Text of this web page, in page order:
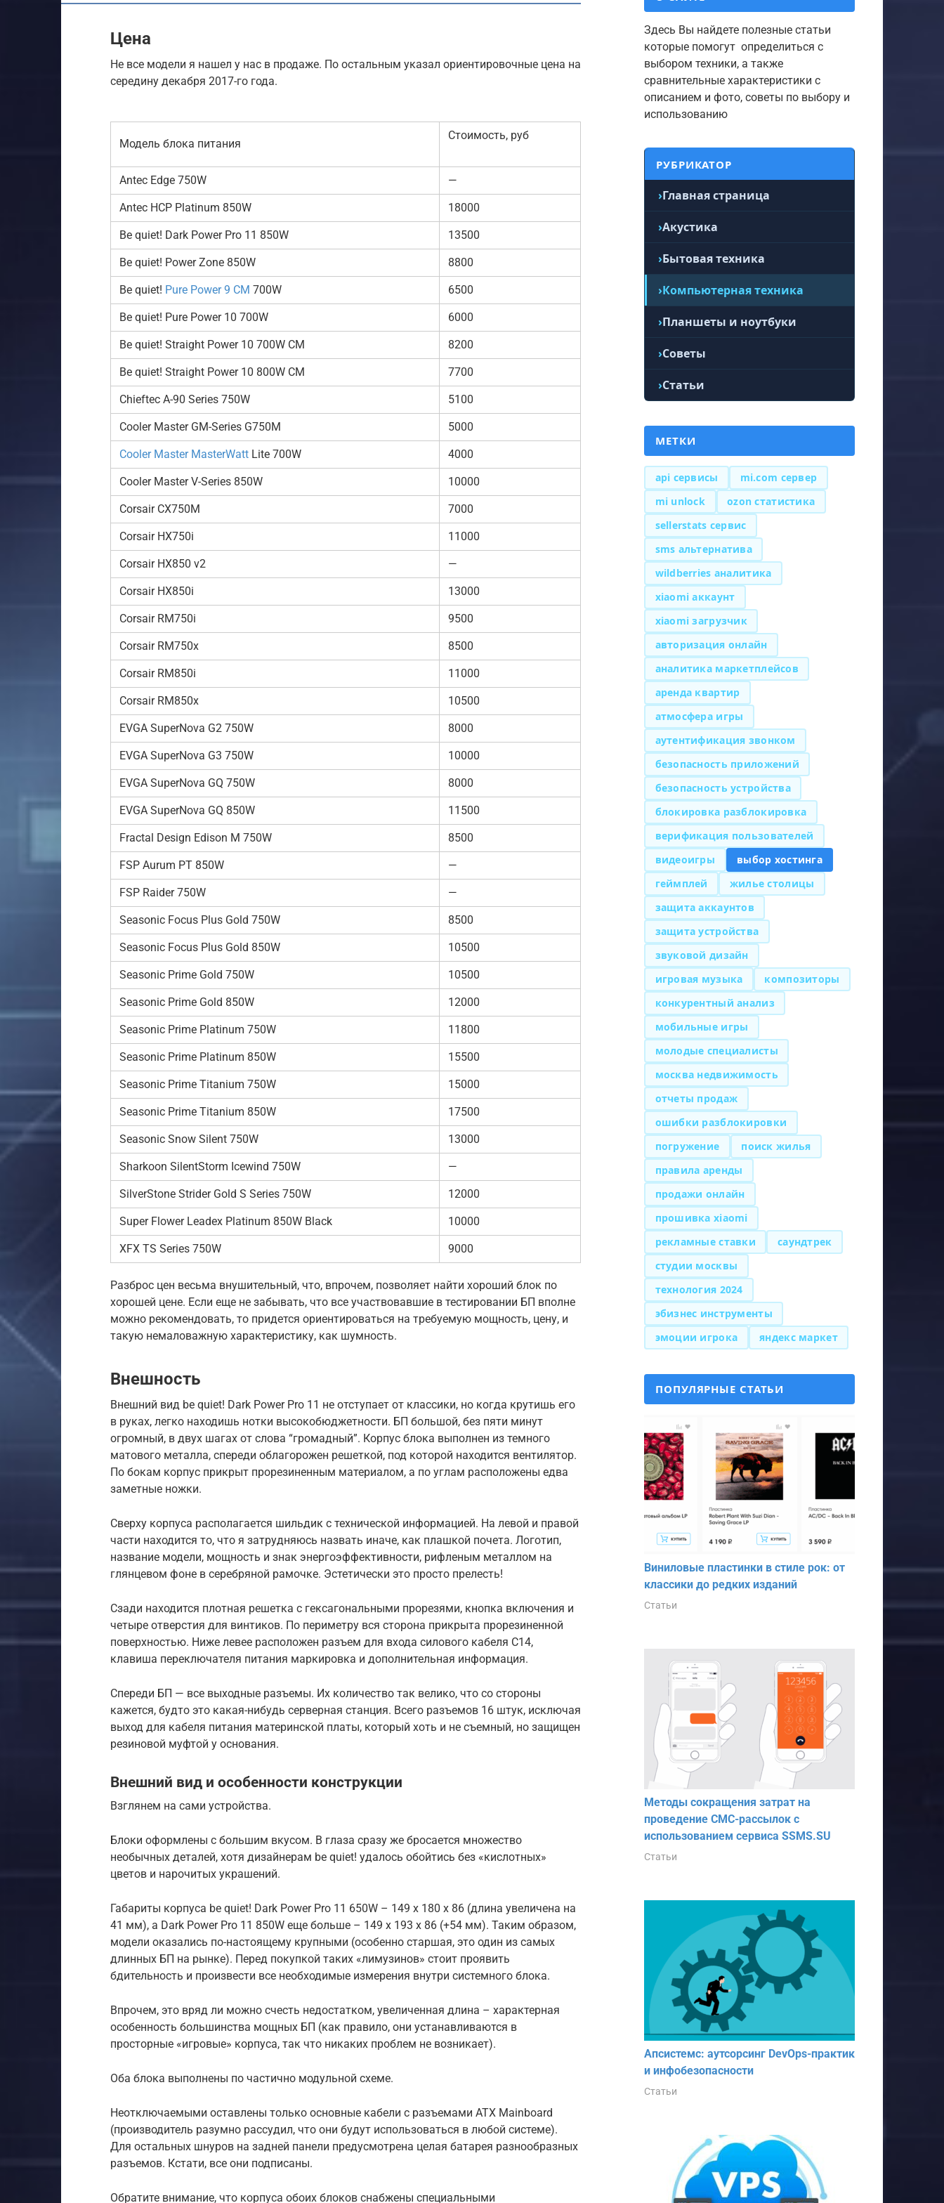
Цена
Не все модели я нашел у нас в продаже. По остальным указал ориентировочные цена на
середину декабря 2017-го года.
Модель блока питания
Стоимость, руб
Antec Edge 750W —
Antec HCP Platinum 850W 18000
Be quiet! Dark Power Pro 11 850W 13500
Be quiet! Power Zone 850W 8800
Be quiet! Pure Power 9 CM 700W 6500
Be quiet! Pure Power 10 700W 6000
Be quiet! Straight Power 10 700W CM 8200
Be quiet! Straight Power 10 800W CM 7700
Chieftec A-90 Series 750W 5100
Cooler Master GM-Series G750M 5000
Cooler Master MasterWatt Lite 700W 4000
Cooler Master V-Series 850W 10000
Corsair CX750M 7000
Corsair HX750i 11000
Corsair HX850 v2 —
Corsair HX850i 13000
Corsair RM750i 9500
Corsair RM750x 8500
Corsair RM850i 11000
Corsair RM850x 10500
EVGA SuperNova G2 750W 8000
EVGA SuperNova G3 750W 10000
EVGA SuperNova GQ 750W 8000
EVGA SuperNova GQ 850W 11500
Fractal Design Edison M 750W 8500
FSP Aurum PT 850W —
FSP Raider 750W —
Seasonic Focus Plus Gold 750W 8500
Seasonic Focus Plus Gold 850W 10500
Seasonic Prime Gold 750W 10500
Seasonic Prime Gold 850W 12000
Seasonic Prime Platinum 750W 11800
Seasonic Prime Platinum 850W 15500
Seasonic Prime Titanium 750W 15000
Seasonic Prime Titanium 850W 17500
Seasonic Snow Silent 750W 13000
Sharkoon SilentStorm Icewind 750W —
SilverStone Strider Gold S Series 750W 12000
Super Flower Leadex Platinum 850W Black 10000
XFX TS Series 750W 9000
Разброс цен весьма внушительный, что, впрочем, позволяет найти хороший блок по
хорошей цене. Если еще не забывать, что все участвовавшие в тестировании БП вполне
можно рекомендовать, то придется ориентироваться на требуемую мощность, цену, и
такую немаловажную характеристику, как шумность.
Внешность
Внешний вид be quiet! Dark Power Pro 11 не отступает от классики, но когда крутишь его
в руках, легко находишь нотки высокобюджетности. БП большой, без пяти минут
огромный, в двух шагах от слова “громадный”. Корпус блока выполнен из темного
матового металла, спереди облагорожен решеткой, под которой находится вентилятор.
По бокам корпус прикрыт прорезиненным материалом, а по углам расположены едва
заметные ножки.
Сверху корпуса располагается шильдик с технической информацией. На левой и правой
части находится то, что я затрудняюсь назвать иначе, как плашкой почета. Логотип,
название модели, мощность и знак энергоэффективности, рифленым металлом на
глянцевом фоне в серебряной рамочке. Эстетически это просто прелесть!
Сзади находится плотная решетка с гексагональными прорезями, кнопка включения и
четыре отверстия для винтиков. По периметру вся сторона прикрыта прорезиненной
поверхностью. Ниже левее расположен разъем для входа силового кабеля C14,
клавиша переключателя питания маркировка и дополнительная информация.
Спереди БП — все выходные разъемы. Их количество так велико, что со стороны
кажется, будто это какая-нибудь серверная станция. Всего разъемов 16 штук, исключая
выход для кабеля питания материнской платы, который хоть и не съемный, но защищен
резиновой муфтой у основания.
Внешний вид и особенности конструкции
Взглянем на сами устройства.
Блоки оформлены с большим вкусом. В глаза сразу же бросается множество
необычных деталей, хотя дизайнерам be quiet! удалось обойтись без «кислотных»
цветов и нарочитых украшений.
Габариты корпуса be quiet! Dark Power Pro 11 650W – 149 х 180 х 86 (длина увеличена на
41 мм), а Dark Power Pro 11 850W еще больше – 149 х 193 х 86 (+54 мм). Таким образом,
модели оказались по-настоящему крупными (особенно старшая, это один из самых
длинных БП на рынке). Перед покупкой таких «лимузинов» стоит проявить
бдительность и произвести все необходимые измерения внутри системного блока.
Впрочем, это вряд ли можно счесть недостатком, увеличенная длина – характерная
особенность большинства мощных БП (как правило, они устанавливаются в
просторные «игровые» корпуса, так что никаких проблем не возникает).
Оба блока выполнены по частично модульной схеме.
Неотключаемыми оставлены только основные кабели с разъемами ATX Mainboard
(производитель разумно рассудил, что они будут использоваться в любой системе).
Для остальных шнуров на задней панели предусмотрена целая батарея разнообразных
разъемов. Кстати, все они подписаны.
Обратите внимание, что корпуса обоих блоков снабжены специальными
Здесь Вы найдете полезные статьи
которые помогут определиться с
выбором техники, а также
сравнительные характеристики с
описанием и фото, советы по выбору и
использованию
РУБРИКАТОР
Главная страница
Акустика
Бытовая техника
Компьютерная техника
Планшеты и ноутбуки
Советы
Статьи
МЕТКИ
api сервисы
mi.com сервер
mi unlock
ozon статистика
sellerstats сервис
sms альтернатива
wildberries аналитика
xiaomi аккаунт
xiaomi загрузчик
авторизация онлайн
аналитика маркетплейсов
аренда квартир
атмосфера игры
аутентификация звонком
безопасность приложений
безопасность устройства
блокировка разблокировка
верификация пользователей
видеоигры
выбор хостинга
геймплей
жилье столицы
защита аккаунтов
защита устройства
звуковой дизайн
игровая музыка
композиторы
конкурентный анализ
мобильные игры
молодые специалисты
москва недвижимость
отчеты продаж
ошибки разблокировки
погружение
поиск жилья
правила аренды
продажи онлайн
прошивка xiaomi
рекламные ставки
саундтрек
студии москвы
технология 2024
эбизнес инструменты
эмоции игрока
яндекс маркет
ПОПУЛЯРНЫЕ СТАТЬИ
Виниловые пластинки в стиле рок: от
классики до редких изданий
Статьи
Методы сокращения затрат на
проведение СМС-рассылок с
использованием сервиса SSMS.SU
Статьи
Апсистемс: аутсорсинг DevOps-практик
и инфобезопасности
Статьи